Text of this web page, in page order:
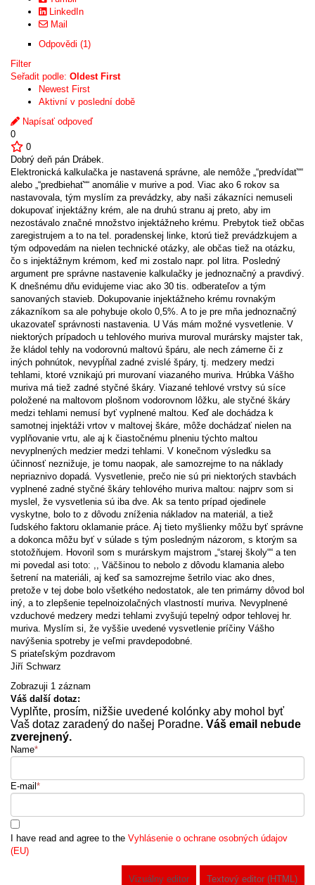
LinkedIn
Mail
Odpovědi (1)
Filter
Seřadit podle: Oldest First
Newest First
Aktivní v poslední době
Napísať odpoveď
0
0
Dobrý deň pán Drábek.
Elektronická kalkulačka je nastavená správne, ale nemôže „“predvídať““
alebo „“predbiehať““ anomálie v murive a pod. Viac ako 6 rokov sa
nastavovala, tým myslím za prevádzky, aby naši zákazníci nemuseli
dokupovať injektážny krém, ale na druhú stranu aj preto, aby im
nezostávalo značné množstvo injektážneho krému. Prebytok tiež občas
zaregistrujem a to na tel. poradenskej linke, ktorú tiež prevádzkujem a
tým odpovedám na nielen technické otázky, ale občas tiež na otázku,
čo s injektážnym krémom, keď mi zostalo napr. pol litra. Posledný
argument pre správne nastavenie kalkulačky je jednoznačný a pravdivý.
K dnešnému dňu evidujeme viac ako 30 tis. odberateľov a tým
sanovaných stavieb. Dokupovanie injektážneho krému rovnakým
zákazníkom sa ale pohybuje okolo 0,5%. A to je pre mňa jednoznačný
ukazovateľ správnosti nastavenia. U Vás mám možné vysvetlenie. V
niektorých prípadoch u tehlového muriva muroval murársky majster tak,
že kládol tehly na vodorovnú maltovú špáru, ale nech zámerne či z
iných pohnútok, nevypĺňal zadné zvislé špáry, tj. medzery medzi
tehlami, ktoré vznikajú pri murovaní viazaného muriva. Hrúbka Vášho
muriva má tiež zadné styčné škáry. Viazané tehlové vrstvy sú síce
položené na maltovom plošnom vodorovnom lôžku, ale styčné škáry
medzi tehlami nemusí byť vyplnené maltou. Keď ale dochádza k
samotnej injektáži vrtov v maltovej škáre, môže dochádzať nielen na
vyplňovanie vrtu, ale aj k čiastočnému plneniu týchto maltou
nevyplnených medzier medzi tehlami. V konečnom výsledku sa
účinnosť neznižuje, je tomu naopak, ale samozrejme to na náklady
nepriaznivo dopadá. Vysvetlenie, prečo nie sú pri niektorých stavbách
vyplnené zadné styčné škáry tehlového muriva maltou: najprv som si
myslel, že vysvetlenia sú iba dve. Ak sa tento prípad ojedinele
vyskytne, bolo to z dôvodu zníženia nákladov na materiál, a tiež
ľudského faktoru oklamanie práce. Aj tieto myšlienky môžu byť správne
a dokonca môžu byť v súlade s tým posledným názorom, s ktorým sa
stotožňujem. Hovoril som s murárskym majstrom „“starej školy““ a ten
mi povedal asi toto: ,, Väčšinou to nebolo z dôvodu klamania alebo
šetrení na materiáli, aj keď sa samozrejme šetrilo viac ako dnes,
pretože v tej dobe bolo všetkého nedostatok, ale ten primárny dôvod bol
iný, a to zlepšenie tepelnoizolačných vlastností muriva. Nevyplnené
vzduchové medzery medzi tehlami zvyšujú tepelný odpor tehlovej hr.
muriva. Myslím si, že vyššie uvedené vysvetlenie príčiny Vášho
navýšenia spotreby je veľmi pravdepodobné.
S priateľským pozdravom
Jiří Schwarz
Zobrazuji 1 záznam
Váš další dotaz:
Vyplňte, prosím, nižšie uvedené kolónky aby mohol byť
Vaš dotaz zaradený do našej Poradne. Váš email nebude
zverejnený.
Name*
E-mail *
I have read and agree to the Vyhlásenie o ochrane osobných údajov
(EU)
Vizuálny editor Textový editor (HTML)